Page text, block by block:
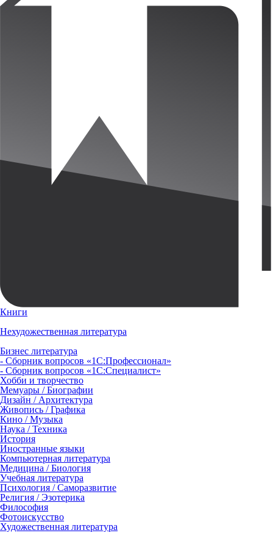
Книги
Нехудожественная литература
Бизнес литература
- Сборник вопросов «1С:Профессионал»
- Сборник вопросов «1С:Специалист»
Хобби и творчество
Мемуары / Биографии
Дизайн / Архитектура
Живопись / Графика
Кино / Музыка
Наука / Техника
История
Иностранные языки
Компьютерная литература
Медицина / Биология
Учебная литература
Психология / Саморазвитие
Религия / Эзотерика
Философия
Фотоискусство
Художественная литература